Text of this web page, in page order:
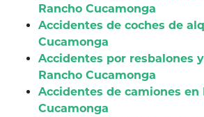
Rancho Cucamonga
Accidentes de coches de
Cucamonga
Accidentes por resbalones
Rancho Cucamonga
Accidentes de camiones en
Cucamonga